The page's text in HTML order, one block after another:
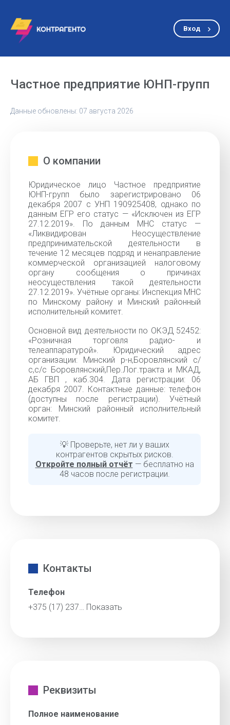
Вход
Частное предприятие ЮНП-групп
Данные обновлены: 07 августа 2026
О компании
Юридическое лицо Частное предприятие
ЮНП-групп было зарегистрировано 06
декабря 2007 с УНП 190925408, однако по
данным ЕГР его статус — «Исключен из ЕГР
27.12.2019». По данным МНС статус —
«Ликвидирован Неосуществление
предпринимательской деятельности в
течение 12 месяцев подряд и ненаправление
коммерческой организацией налоговому
органу сообщения о причинах
неосуществления такой деятельности
27.12.2019». Учётные органы: Инспекция МНС
по Минскому району и Минский районный
исполнительный комитет.
Основной вид деятельности по ОКЭД 52452:
«Розничная торговля радио- и
телеаппаратурой». Юридический адрес
организации: Минский р-н,Боровлянский с/
с,с/с Боровлянский,Пер.Лог.тракта и МКАД,
АБ ГВП , каб.304. Дата регистрации: 06
декабря 2007. Контактные данные: телефон
(доступны после регистрации). Учётный
орган: Минский районный исполнительный
комитет.
💡 Проверьте, нет ли у ваших
контрагентов скрытых рисков.
Откройте полный отчёт — бесплатно на
48 часов после регистрации.
Контакты
Телефон
+375 (17) 237… Показать
Реквизиты
Полное наименование